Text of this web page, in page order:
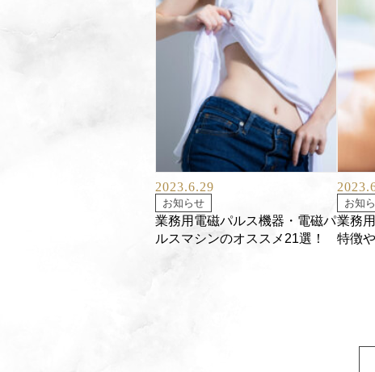
2023.6.29
お知らせ
業務用電磁パルス機器・電磁パ
ルスマシンのオススメ21選！
お知
業務
特徴